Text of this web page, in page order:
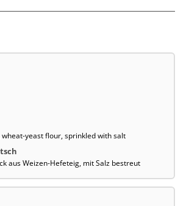
yeast flour, sprinkled with salt
aus Weizen-Hefeteig, mit Salz bestreut